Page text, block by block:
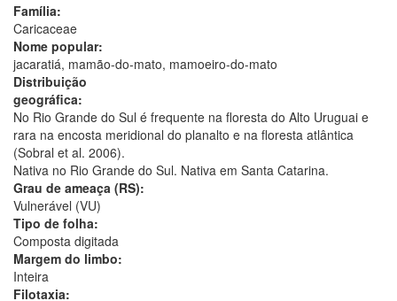
Família:
Caricaceae
Nome popular:
jacaratiá, mamão-do-mato, mamoeiro-do-mato
Distribuição
geográfica:
No Rio Grande do Sul é frequente na floresta do Alto Uruguai e
rara na encosta meridional do planalto e na floresta atlântica
(Sobral et al. 2006).
Nativa no Rio Grande do Sul. Nativa em Santa Catarina.
Grau de ameaça (RS):
Vulnerável (VU)
Tipo de folha:
Composta digitada
Margem do limbo:
Inteira
Filotaxia: